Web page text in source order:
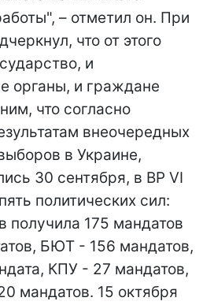
– отметил он. При
что от этого
и
органы, и граждане
что согласно
внеочередных
в Украине,
30 сентября, в ВР VI
политических сил:
получила 175 мандатов
БЮТ - 156 мандатов,
КПУ - 27 мандатов,
мандатов. 15 октября